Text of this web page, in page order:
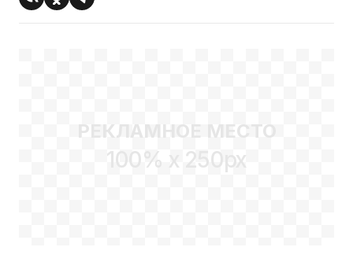
РЕКЛАМНОЕ МЕСТО
100% x 250px